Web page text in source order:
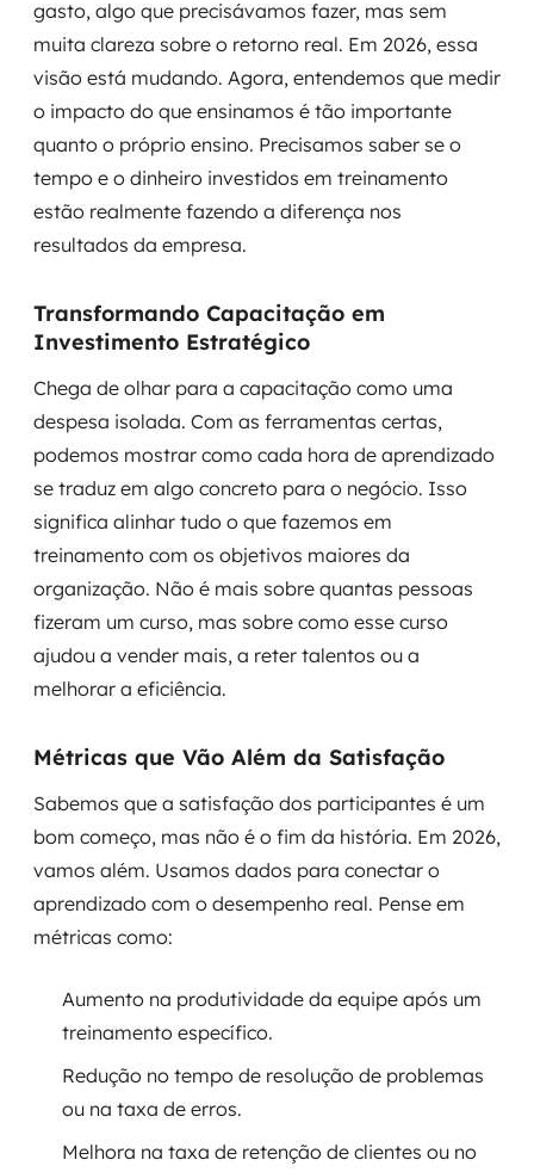
gasto, algo que precisávamos fazer, mas sem
muita clareza sobre o retorno real. Em 2026, essa
visão está mudando. Agora, entendemos que medir
o impacto do que ensinamos é tão importante
quanto o próprio ensino. Precisamos saber se o
tempo e o dinheiro investidos em treinamento
estão realmente fazendo a diferença nos
resultados da empresa.
Transformando Capacitação em
Investimento Estratégico
Chega de olhar para a capacitação como uma
despesa isolada. Com as ferramentas certas,
podemos mostrar como cada hora de aprendizado
se traduz em algo concreto para o negócio. Isso
significa alinhar tudo o que fazemos em
treinamento com os objetivos maiores da
organização. Não é mais sobre quantas pessoas
fizeram um curso, mas sobre como esse curso
ajudou a vender mais, a reter talentos ou a
melhorar a eficiência.
Métricas que Vão Além da Satisfação
Sabemos que a satisfação dos participantes é um
bom começo, mas não é o fim da história. Em 2026,
vamos além. Usamos dados para conectar o
aprendizado com o desempenho real. Pense em
métricas como:
Aumento na produtividade da equipe após um
treinamento específico.
Redução no tempo de resolução de problemas
ou na taxa de erros.
Melhora na taxa de retenção de clientes ou no